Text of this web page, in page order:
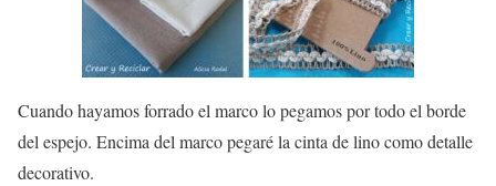
Cuando hayamos forrado el marco lo pegamos por todo el borde
del espejo. Encima del marco pegaré la cinta de lino como detalle
decorativo.